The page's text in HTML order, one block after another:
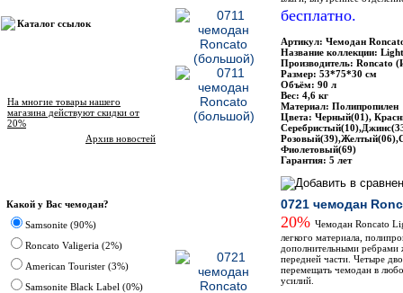
Каталог ссылок
На многие товары нашего
магазина действуют скидки от
20%
Архив новостей
Какой у Вас чемодан?
Samsonite (90%)
Roncato Valigeria (2%)
American Tourister (3%)
Samsonite Black Label (0%)
бесплатно.
Артикул: Чемодан
Название коллекции: Light
Производитель: Roncato
Размер: 53*75*30 см
Объём: 90 л
Вес: 4,6 кг
Материал: Полипропилен
Цвета: Черный(01),
Фиолетовый(69)
Гарантия: 5 лет
0721 чемодан
20% Чемодан Roncato
легкого материала,
дополнительными ребрами
передней части. Четыре
перемещать чемодан в
усилий.